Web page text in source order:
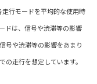
行モードを平均的な使用時
ドは、信号や渋滞等の影響
号や渋滞等の影響をあまり
走行を想定しています。